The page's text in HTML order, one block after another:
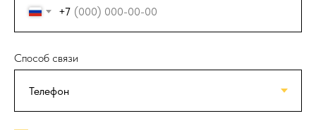
+7
Способ связи